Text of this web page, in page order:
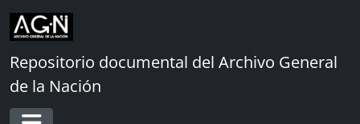
Skip to main content
Repositorio documental del Archivo General
de la Nación
[Collection] BERNARDO MORAWSKY
[Collection] DOCUMENTOS DE LA INDEPENDENCIA DEL PERÚ EN EL AGI